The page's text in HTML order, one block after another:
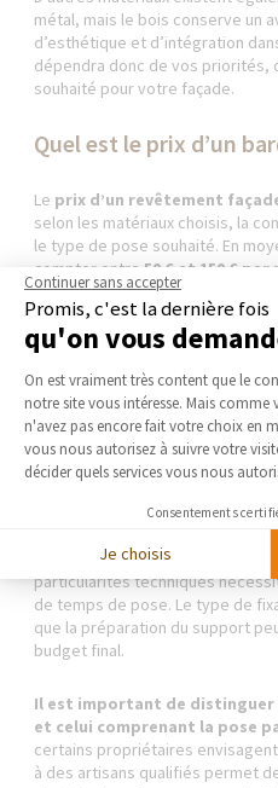
métal, mais le bois conserve un
d’esthétique et d’intégration
dépendra donc de vos priorités,
souhaité pour votre façade.
Quel est le prix d’un
Le prix d’un revêtement
selon les matériaux choisis, la
le type de pose souhaité. En
compter entre 50 € et 150 € par
d’un bardage. Cette fourchette
fonction des spécificités du projet.
bardage en entrée de
certaines essences plus
tarifs restent relativement
plus durables et esthétiques
ou le cèdre affichent souvent
offrent également une meilleure
Le coût global dépend aussi de
maison présentant de
particularités techniques
de temps de pose. Le type de
que la préparation du support
budget final.
Il est important de distinguer
et celui comprenant la pose
certains propriétaires
à des artisans qualifiés permet
Continuer sans accepter
Promis, c'est la dernière fois
qu'on vous
Plateforme de
On est vraiment très content que le
notre site vous intéresse. Mais comme
n'avez pas encore fait votre choix en
vous nous autorisez à suivre votre
décider quels services vous nous
Consentements
Je choisis
Axeptio